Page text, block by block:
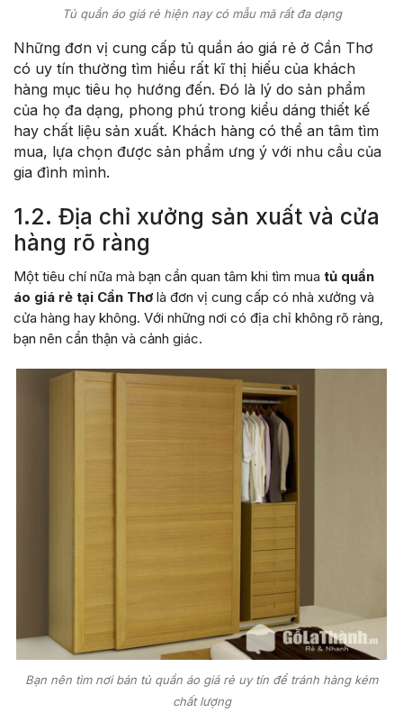
Tủ quần áo giá rẻ hiện nay có mẫu mã rất đa dạng
Những đơn vị cung cấp tủ quần áo giá rẻ ở Cần Thơ
có uy tín thường tìm hiểu rất kĩ thị hiếu của khách
hàng mục tiêu họ hướng đến. Đó là lý do sản phẩm
của họ đa dạng, phong phú trong kiểu dáng thiết kế
hay chất liệu sản xuất. Khách hàng có thể an tâm tìm
mua, lựa chọn được sản phẩm ưng ý với nhu cầu của
gia đình mình.
1.2. Địa chỉ xưởng sản xuất và cửa
hàng rõ ràng
Một tiêu chí nữa mà bạn cần quan tâm khi tìm mua tủ quần
áo giá rẻ tại Cần Thơ là đơn vị cung cấp có nhà xưởng và
cửa hàng hay không. Với những nơi có địa chỉ không rõ ràng,
bạn nên cẩn thận và cảnh giác.
Bạn nên tìm nơi bán tủ quần áo giá rẻ uy tín để tránh hàng kém
chất lượng